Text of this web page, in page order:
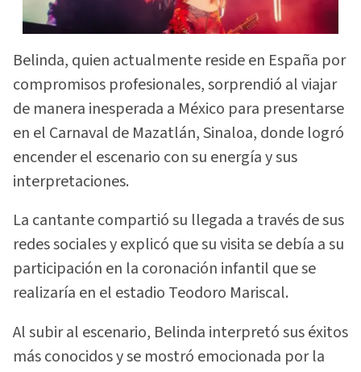
Belinda, quien actualmente reside en España por
compromisos profesionales, sorprendió al viajar
de manera inesperada a México para presentarse
en el Carnaval de Mazatlán, Sinaloa, donde logró
encender el escenario con su energía y sus
interpretaciones.
La cantante compartió su llegada a través de sus
redes sociales y explicó que su visita se debía a su
participación en la coronación infantil que se
realizaría en el estadio Teodoro Mariscal.
Al subir al escenario, Belinda interpretó sus éxitos
más conocidos y se mostró emocionada por la